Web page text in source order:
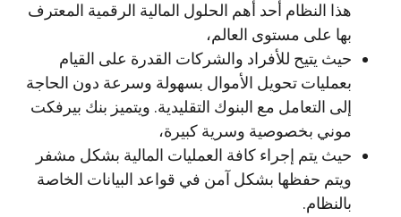
هذا النظام أحد أهم الحلول المالية الرقمية المعترف
بها على مستوى العالم،
حيث يتيح للأفراد والشركات القدرة على القيام
بعمليات تحويل الأموال بسهولة وسرعة دون الحاجة
إلى التعامل مع البنوك التقليدية. ويتميز بنك بيرفكت
موني بخصوصية وسرية كبيرة،
حيث يتم إجراء كافة العمليات المالية بشكل مشفر
ويتم حفظها بشكل آمن في قواعد البيانات الخاصة
بالنظام.